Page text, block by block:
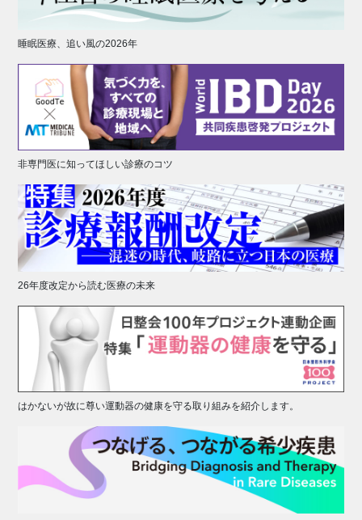
睡眠医療、追い風の2026年
非専門医に知ってほしい診療のコツ
26年度改定から読む医療の未来
はかないが故に尊い運動器の健康を守る取り組みを紹介します。